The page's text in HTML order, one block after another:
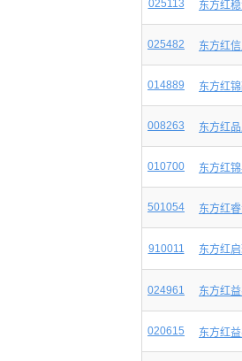
025113 东方红
025482 东方红
014889 东方红
008263 东方红
010700 东方红
501054 东方红
910011 东方红
024961 东方红
020615 东方红